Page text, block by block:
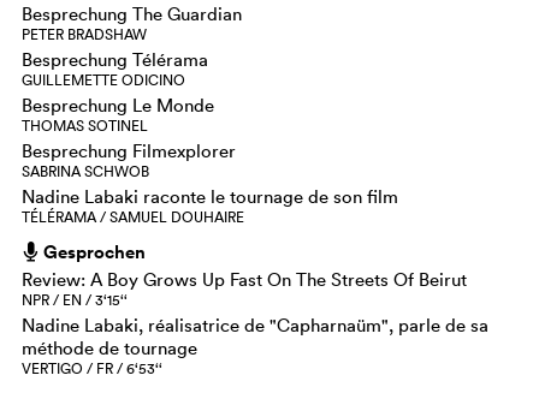
Besprechung The Guardian
PETER BRADSHAW
Besprechung Télérama
GUILLEMETTE ODICINO
Besprechung Le Monde
THOMAS SOTINEL
Besprechung Filmexplorer
SABRINA SCHWOB
Nadine Labaki raconte le tournage de son film
TÉLÉRAMA / SAMUEL DOUHAIRE
h Gesprochen
Review: A Boy Grows Up Fast On The Streets Of Beirut
NPR / EN / 3‘15‘‘
Nadine Labaki, réalisatrice de "Capharnaüm", parle de sa
méthode de tournage
VERTIGO / FR / 6‘53‘‘